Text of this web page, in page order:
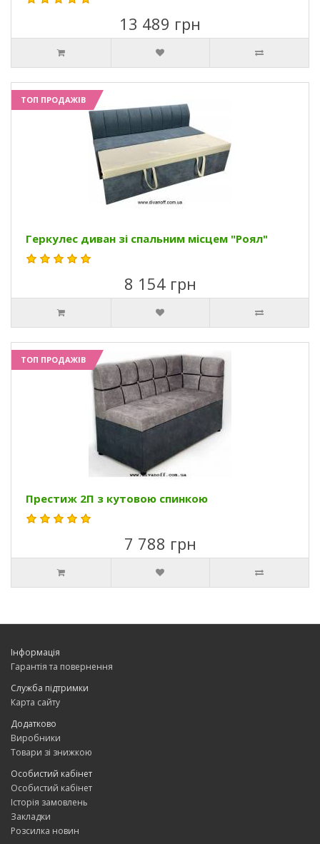
13 489 грн
ТОП ПРОДАЖІВ
Геркулес диван зі спальним місцем "Роял"
8 154 грн
ТОП ПРОДАЖІВ
Престиж 2П з кутовою спинкою
7 788 грн
Інформація
Гарантія та повернення
Служба підтримки
Карта сайту
Додатково
Виробники
Товари зі знижкою
Особистий кабінет
Особистий кабінет
Історія замовлень
Закладки
Розсилка новин